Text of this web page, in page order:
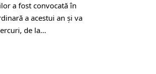
a fost convocată în
a acestui an şi va
de la…